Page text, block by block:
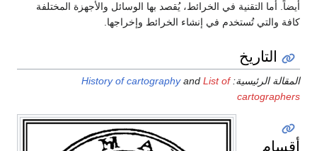
أما التقنية في الخرائط، يُقصد بها الوسائل والأجهزة المختلفة
والتي تُستخدم في إنشاء الخرائط وإخراجها.
التاريخ
الرئيسية: History of cartographyandList of